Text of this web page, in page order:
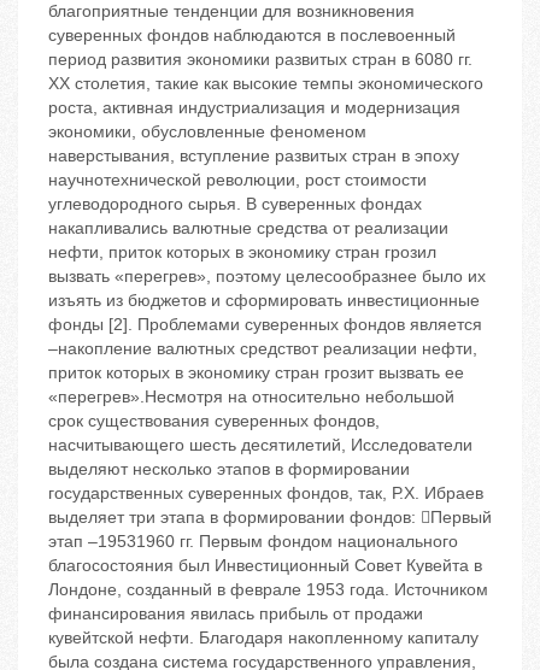
благоприятные тенденции для возникновения
суверенных фондов наблюдаются в послевоенный
период развития экономики развитых стран в 6080 гг.
XX столетия, такие как высокие темпы экономического
роста, активная индустриализация и модернизация
экономики, обусловленные феноменом
наверстывания, вступление развитых стран в эпоху
научнотехнической революции, рост стоимости
углеводородного сырья. В суверенных фондах
накапливались валютные средства от реализации
нефти, приток которых в экономику стран грозил
вызвать «перегрев», поэтому целесообразнее было их
изъять из бюджетов и сформировать инвестиционные
фонды [2]. Проблемами суверенных фондов является
–накопление валютных средствот реализации нефти,
приток которых в экономику стран грозит вызвать ее
«перегрев».Несмотря на относительно небольшой
срок существования суверенных фондов,
насчитывающего шесть десятилетий, Исследователи
выделяют несколько этапов в формировании
государственных суверенных фондов, так, Р.Х. Ибраев
выделяет три этапа в формировании фондов: Первый
этап –19531960 гг. Первым фондом национального
благосостояния был Инвестиционный Совет Кувейта в
Лондоне, созданный в феврале 1953 года. Источником
финансирования явилась прибыль от продажи
кувейтской нефти. Благодаря накопленному капиталу
была создана система государственного управления,